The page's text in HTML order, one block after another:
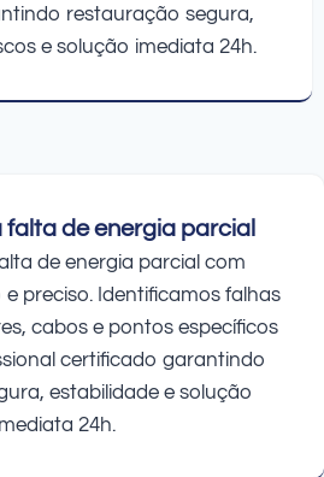
restauração segura,
e solução imediata 24h.
falta de energia parcial
de energia parcial com
preciso. Identificamos falhas
cabos e pontos específicos
certificado garantindo
estabilidade e solução
24h.